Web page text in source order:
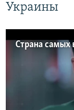
Украины
No